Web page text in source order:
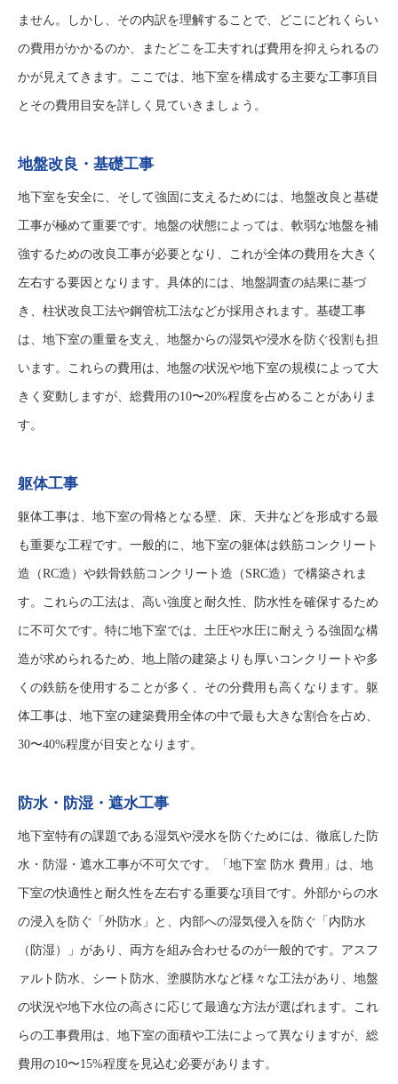
ません。しかし、その内訳を理解することで、どこにどれくらい
の費用がかかるのか、またどこを工夫すれば費用を抑えられるの
かが見えてきます。ここでは、地下室を構成する主要な工事項目
とその費用目安を詳しく見ていきましょう。
地盤改良・基礎工事
地下室を安全に、そして強固に支えるためには、地盤改良と基礎
工事が極めて重要です。地盤の状態によっては、軟弱な地盤を補
強するための改良工事が必要となり、これが全体の費用を大きく
左右する要因となります。具体的には、地盤調査の結果に基づ
き、柱状改良工法や鋼管杭工法などが採用されます。基礎工事
は、地下室の重量を支え、地盤からの湿気や浸水を防ぐ役割も担
います。これらの費用は、地盤の状況や地下室の規模によって大
きく変動しますが、総費用の10〜20%程度を占めることがありま
す。
躯体工事
躯体工事は、地下室の骨格となる壁、床、天井などを形成する最
も重要な工程です。一般的に、地下室の躯体は鉄筋コンクリート
造（RC造）や鉄骨鉄筋コンクリート造（SRC造）で構築されま
す。これらの工法は、高い強度と耐久性、防水性を確保するため
に不可欠です。特に地下室では、土圧や水圧に耐えうる強固な構
造が求められるため、地上階の建築よりも厚いコンクリートや多
くの鉄筋を使用することが多く、その分費用も高くなります。躯
体工事は、地下室の建築費用全体の中で最も大きな割合を占め、
30〜40%程度が目安となります。
防水・防湿・遮水工事
地下室特有の課題である湿気や浸水を防ぐためには、徹底した防
水・防湿・遮水工事が不可欠です。「地下室 防水 費用」は、地
下室の快適性と耐久性を左右する重要な項目です。外部からの水
の浸入を防ぐ「外防水」と、内部への湿気侵入を防ぐ「内防水
（防湿）」があり、両方を組み合わせるのが一般的です。アスフ
ァルト防水、シート防水、塗膜防水など様々な工法があり、地盤
の状況や地下水位の高さに応じて最適な方法が選ばれます。これ
らの工事費用は、地下室の面積や工法によって異なりますが、総
費用の10〜15%程度を見込む必要があります。